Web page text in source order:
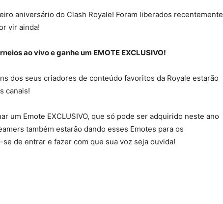
aniversário do Clash Royale! Foram liberados recentemente
vir ainda!
ao vivo e ganhe um EMOTE EXCLUSIVO!
dos seus criadores de conteúdo favoritos da Royale estarão
canais!
um Emote EXCLUSIVO, que só pode ser adquirido neste ano
também estarão dando esses Emotes para os
de entrar e fazer com que sua voz seja ouvida!